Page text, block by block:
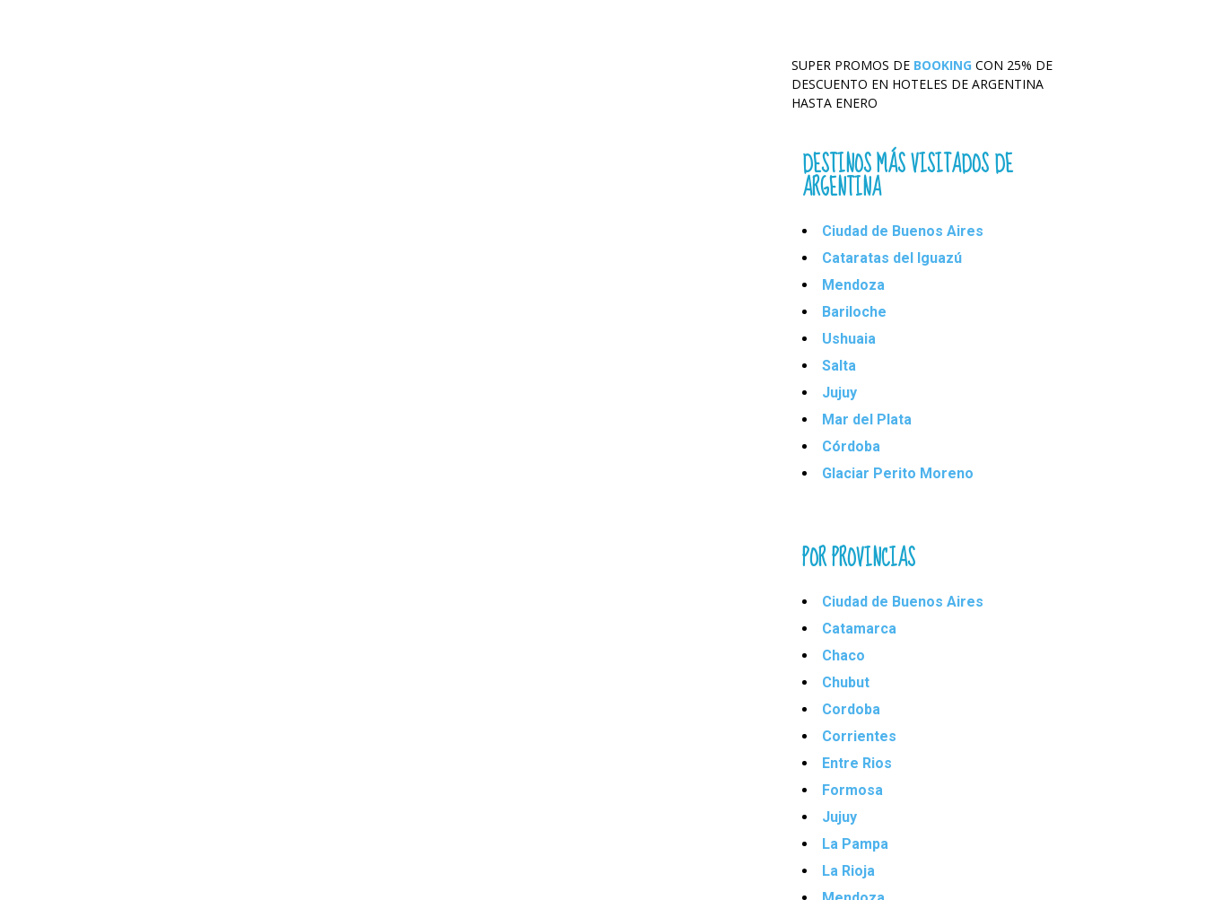
SUPER PROMOS DE BOOKING CON 25% DE
DESCUENTO EN HOTELES DE ARGENTINA
HASTA ENERO
DESTINOS MÁS VISITADOS DE
ARGENTINA
Ciudad de Buenos Aires
Cataratas del Iguazú
Mendoza
Bariloche
Ushuaia
Salta
Jujuy
Mar del Plata
Córdoba
Glaciar Perito Moreno
POR PROVINCIAS
Ciudad de Buenos Aires
Catamarca
Chaco
Chubut
Cordoba
Corrientes
Entre Rios
Formosa
Jujuy
La Pampa
La Rioja